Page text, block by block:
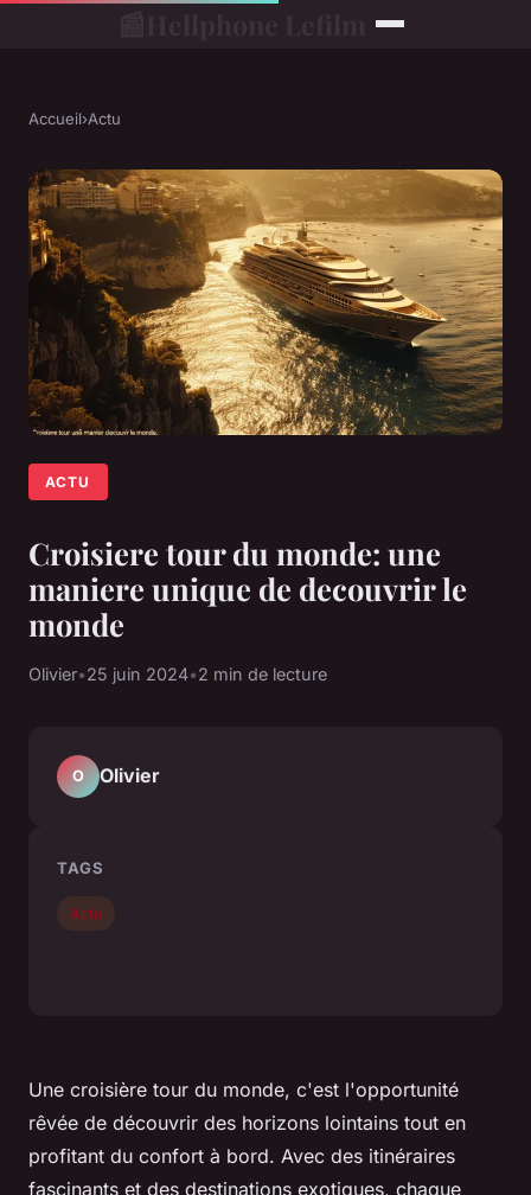
Accueil›Actu
ACTU
Croisiere tour du monde: une
maniere unique de decouvrir le
monde
Olivier•25 juin 2024•2 min de lecture
Une croisière tour du monde, c'est l'opportunité
rêvée de découvrir des horizons lointains tout en
profitant du confort à bord. Avec des itinéraires
fascinants et des destinations exotiques, chaque
O Olivier
TAGS
Actu